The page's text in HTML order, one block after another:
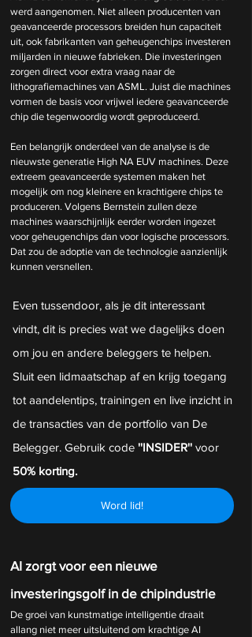
werd aangenomen. Niet alleen producenten van
geavanceerde processors breiden hun capaciteit
uit, ook fabrikanten van geheugenchips investeren
miljarden in nieuwe fabrieken. Die investeringen
zorgen direct voor extra vraag naar de
lithografiemachines van ASML. Juist die machines
vormen de basis voor vrijwel iedere geavanceerde
chip die tegenwoordig wordt geproduceerd.
Een belangrijk onderdeel van de analyse is de
nieuwste generatie High NA EUV machines. Deze
extreem geavanceerde systemen maken het
mogelijk om nog kleinere en krachtigere chips te
produceren. Volgens Bernstein zullen deze
machines waarschijnlijk eerder worden ingezet
voor geheugenchips dan voor logische processors.
Dat zou de adoptie van de technologie aanzienlijk
kunnen versnellen.
Even tussendoor, als je dit interessant
vindt, dit is precies wat we dagelijks doen
om jou en andere beleggers te helpen.
Sluit een lidmaatschap af en krijg toegang
tot aandelentips, trainingen en live inzicht in
de transacties van de portfolio van De
Belegger. Gebruik code ''INSIDER'' voor
50% korting.
Word lid!
AI zorgt voor een nieuwe
investeringsgolf in de chipindustrie
De groei van kunstmatige intelligentie draait
allang niet meer uitsluitend om krachtige AI